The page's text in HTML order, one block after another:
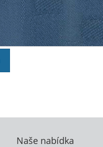
Naše nabídka